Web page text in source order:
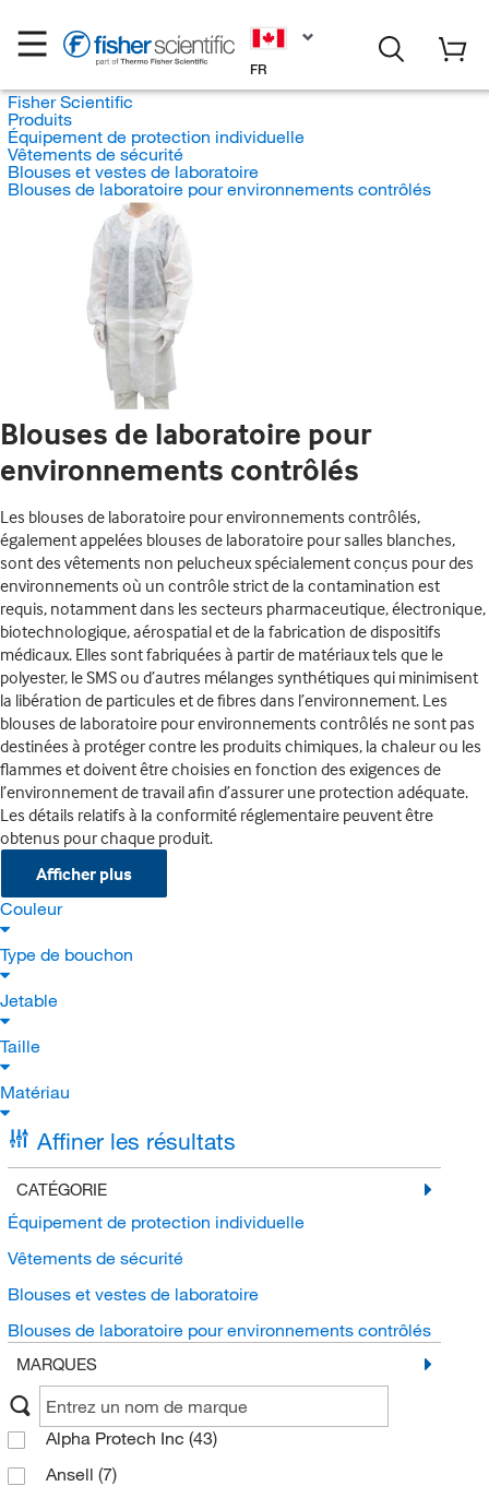
FR
Fisher Scientific
Produits
Équipement de protection individuelle
Vêtements de sécurité
Blouses et vestes de laboratoire
Blouses de laboratoire pour environnements contrôlés
Blouses de laboratoire pour
environnements contrôlés
Les blouses de laboratoire pour environnements contrôlés,
également appelées blouses de laboratoire pour salles blanches,
sont des vêtements non pelucheux spécialement conçus pour des
environnements où un contrôle strict de la contamination est
requis, notamment dans les secteurs pharmaceutique, électronique,
biotechnologique, aérospatial et de la fabrication de dispositifs
médicaux. Elles sont fabriquées à partir de matériaux tels que le
polyester, le SMS ou d’autres mélanges synthétiques qui minimisent
la libération de particules et de fibres dans l’environnement. Les
blouses de laboratoire pour environnements contrôlés ne sont pas
destinées à protéger contre les produits chimiques, la chaleur ou les
flammes et doivent être choisies en fonction des exigences de
l’environnement de travail afin d’assurer une protection adéquate.
Les détails relatifs à la conformité réglementaire peuvent être
obtenus pour chaque produit.
Afficher plus
Couleur
Type de bouchon
Jetable
Taille
Matériau
Affiner les résultats
CATÉGORIE
Équipement de protection individuelle
Vêtements de sécurité
Blouses et vestes de laboratoire
Blouses de laboratoire pour environnements contrôlés
MARQUES
Alpha Protech Inc (43)
Ansell (7)